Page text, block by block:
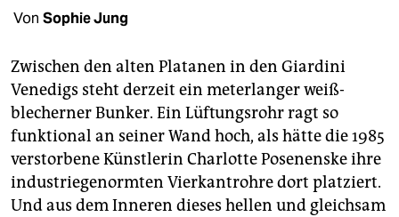
fragen & hilfe
abo
genossenschaft
epaper login
Von Sophie Jung
Zwischen den alten Platanen in den Giardini
Venedigs steht derzeit ein meterlanger weiß-
blecherner Bunker. Ein Lüftungsrohr ragt so
funktional an seiner Wand hoch, als hätte die 1985
verstorbene Künstlerin Charlotte Posenenske ihre
industriegenormten Vierkantrohre dort platziert.
Und aus dem Inneren dieses hellen und gleichsam